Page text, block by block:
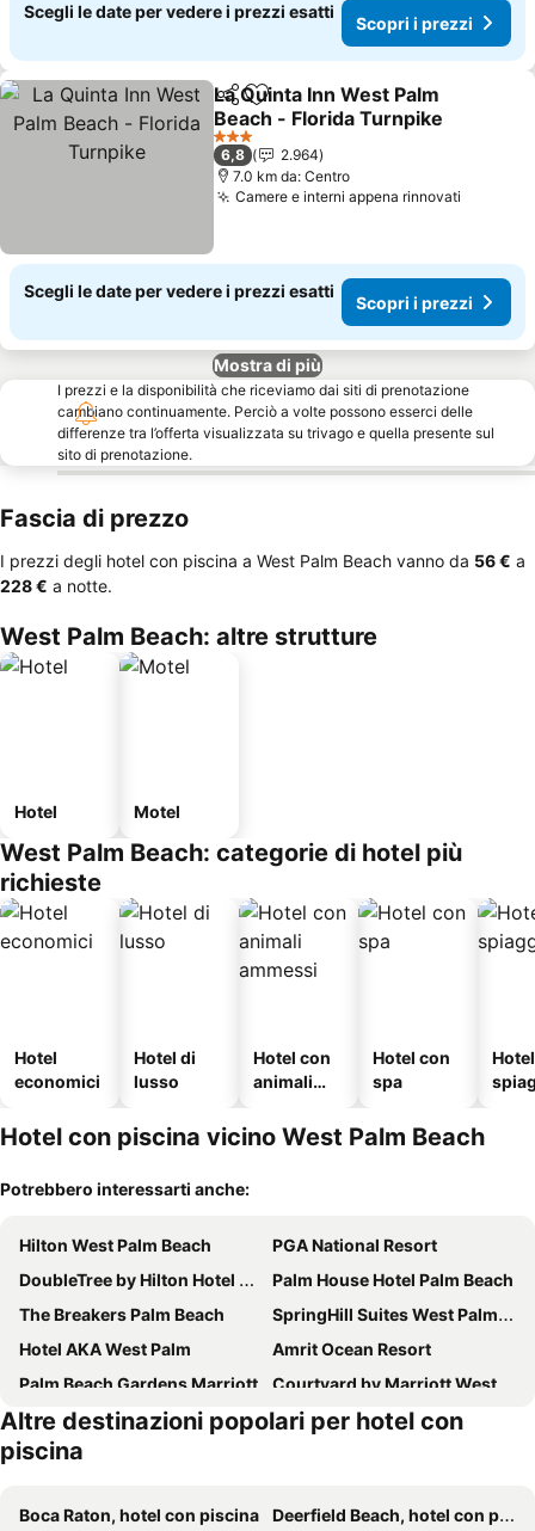
Scegli le date per vedere i prezzi esatti
Scopri i prezzi
CondividiAggiungi ai preferiti
La Quinta Inn West Palm
Beach - Florida Turnpike
Scopri i prezzi
3 Stelle
6,8
2.964
7.0 km da: Centro
Camere e interni appena rinnovati
Scegli le date per vedere i prezzi esatti
Scopri i prezzi
Mostra di più
I prezzi e la disponibilità che riceviamo dai siti di prenotazione
cambiano continuamente. Perciò a volte possono esserci delle
differenze tra l’offerta visualizzata su trivago e quella presente sul
sito di prenotazione.
Fascia di prezzo
I prezzi degli hotel con piscina a West Palm Beach vanno da ‎56 € a
‎228 € a notte.
West Palm Beach: altre strutture
Hotel Motel
West Palm Beach: categorie di hotel più
richieste
Hotel
economici
Hotel di
lusso
Hotel con
animali
Hotel con
spa
Hotel con piscina vicino West Palm Beach
Potrebbero interessarti anche:
Hilton West Palm Beach
PGA National Resort
DoubleTree by Hilton Hotel West Palm Beach Airport
Palm House Hotel Palm Beach
The Breakers Palm Beach
SpringHill Suites West Palm Beach I-95
Hotel AKA West Palm
Amrit Ocean Resort
Palm Beach Gardens Marriott
Courtyard by Marriott West Palm Beach
Red Roof Inn PLUS+ West Palm Beach
Fairfield Inn & Suites Palm Beach
West Palm Beach Marriott
Hilton Garden Inn West Palm Beach Airport
Residence Inn by Marriott West Palm Beach Downtown
Altre destinazioni popolari per hotel con
piscina
Boca Raton, hotel con piscina
Deerfield Beach, hotel con piscina